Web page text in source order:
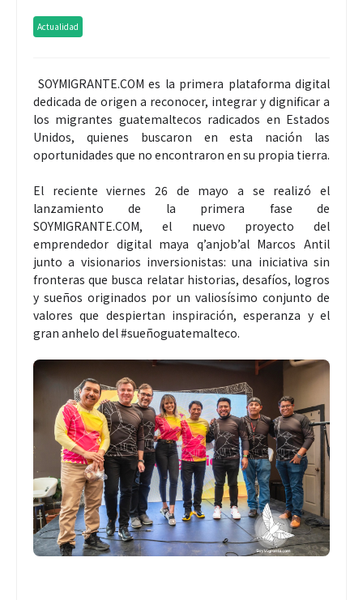
Actualidad
SOYMIGRANTE.COM es la primera plataforma digital
dedicada de origen a reconocer, integrar y dignificar a
los migrantes guatemaltecos radicados en Estados
Unidos, quienes buscaron en esta nación las
oportunidades que no encontraron en su propia tierra.
El reciente viernes 26 de mayo a se realizó el
lanzamiento de la primera fase de
SOYMIGRANTE.COM, el nuevo proyecto del
emprendedor digital maya q’anjob’al Marcos Antil
junto a visionarios inversionistas: una iniciativa sin
fronteras que busca relatar historias, desafíos, logros
y sueños originados por un valiosísimo conjunto de
valores que despiertan inspiración, esperanza y el
gran anhelo del #sueñoguatemalteco.